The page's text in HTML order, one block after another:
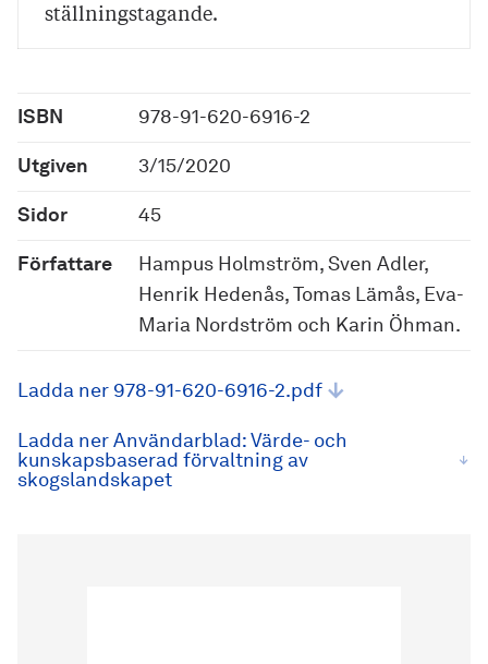
ställningstagande.
ISBN 978-91-620-6916-2
Utgiven 3/15/2020
Sidor 45
Författare
Hampus Holmström, Sven Adler,
Henrik Hedenås, Tomas Lämås, Eva-
Maria Nordström och Karin Öhman.
Ladda ner 978-91-620-6916-2.pdf
Ladda ner Användarblad: Värde- och
kunskapsbaserad förvaltning av
skogslandskapet